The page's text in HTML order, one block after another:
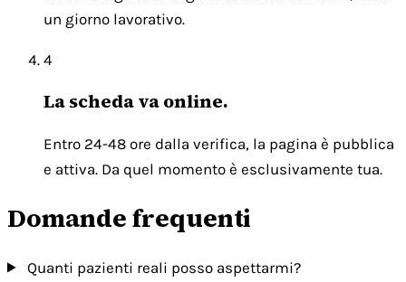
un giorno lavorativo.
4
La scheda va online.
Entro 24-48 ore dalla verifica, la pagina è pubblica
e attiva. Da quel momento è esclusivamente tua.
Domande frequenti
Quanti pazienti reali posso aspettarmi?